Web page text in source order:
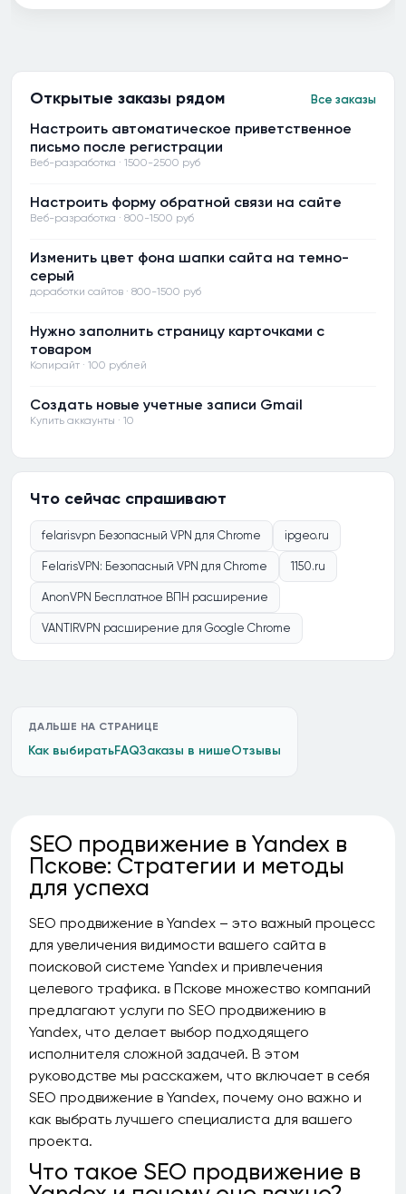
Открытые заказы рядом Все заказы
Настроить автоматическое приветственное
письмо после регистрации
Веб-разработка · 1500-2500 руб
Настроить форму обратной связи на сайте
Веб-разработка · 800-1500 руб
Изменить цвет фона шапки сайта на темно-
серый
доработки сайтов · 800-1500 руб
Нужно заполнить страницу карточками с
товаром
Копирайт · 100 рублей
Создать новые учетные записи Gmail
Купить аккаунты · 10
Что сейчас спрашивают
felarisvpn Безопасный VPN для Chrome ipgeo.ru
FelarisVPN: Безопасный VPN для Chrome 1150.ru
AnonVPN Бесплатное ВПН расширение
VANTIRVPN расширение для Google Chrome
ДАЛЬШЕ НА СТРАНИЦЕ
Как выбиратьFAQЗаказы в нишеОтзывы
SEO продвижение в Yandex в
Пскове: Стратегии и методы
для успеха
SEO продвижение в Yandex – это важный процесс
для увеличения видимости вашего сайта в
поисковой системе Yandex и привлечения
целевого трафика. в Пскове множество компаний
предлагают услуги по SEO продвижению в
Yandex, что делает выбор подходящего
исполнителя сложной задачей. В этом
руководстве мы расскажем, что включает в себя
SEO продвижение в Yandex, почему оно важно и
как выбрать лучшего специалиста для вашего
проекта.
Что такое SEO продвижение в